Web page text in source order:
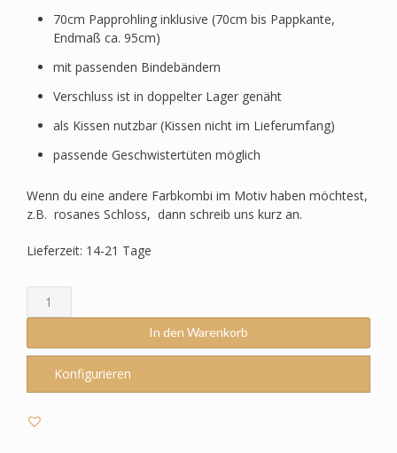
70cm Papprohling inklusive (70cm bis Pappkante,
Endmaß ca. 95cm)
mit passenden Bindebändern
Verschluss ist in doppelter Lager genäht
als Kissen nutzbar (Kissen nicht im Lieferumfang)
passende Geschwistertüten möglich
Wenn du eine andere Farbkombi im Motiv haben möchtest,
z.B. rosanes Schloss, dann schreib uns kurz an.
Lieferzeit: 14-21 Tage
Schultüte
passend
Step
Step
Berry
In den Warenkorb
Konfigurieren